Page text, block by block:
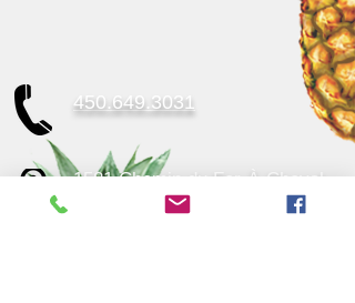
450.649.3031
1581 Chemin du Fer-À-Cheval,
Sainte-Julie, J3E 1G5